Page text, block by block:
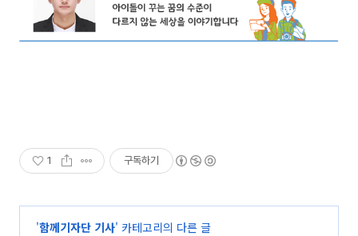
1 구독하기
'함께기자단 기사' 카테고리의 다른 글